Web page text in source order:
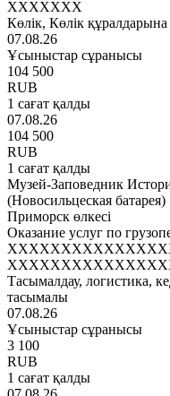
XXXXXXX
Көлік, Көлік
07.08.26
Ұсыныстар сұранысы
104 500
RUB
1 сағат қалды
07.08.26
104 500
RUB
1 сағат қалды
Музей-Заповедник
(Новосильцеская батарея)
Приморск өлкесі
Оказание услуг по
Тасымалдау, логистика,
тасымалы
07.08.26
Ұсыныстар сұранысы
3 100
RUB
1 сағат қалды